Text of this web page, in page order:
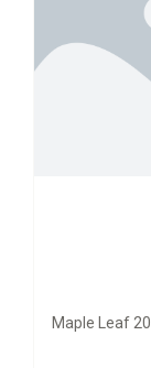
Maple Leaf